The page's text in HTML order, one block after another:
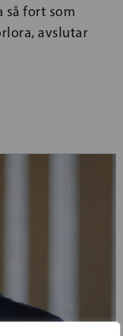
så fort som
avslutar